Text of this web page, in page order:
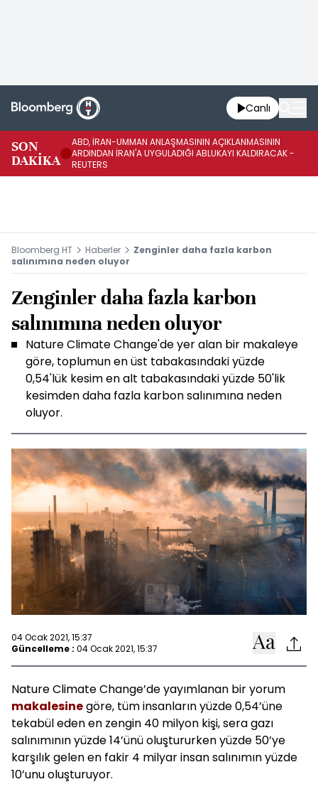
Canlı
SON
DAKİKA
ABD, İRAN-UMMAN ANLAŞMASININ AÇIKLANMASININ
ARDINDAN İRAN'A UYGULADIĞI ABLUKAYI KALDIRACAK -
REUTERS
Bloomberg HT Haberler
Zenginler daha fazla karbon
salınımına neden oluyor
Zenginler daha fazla karbon
salınımına neden oluyor
Nature Climate Change'de yer alan bir makaleye
göre, toplumun en üst tabakasındaki yüzde
0,54'lük kesim en alt tabakasındaki yüzde 50'lik
kesimden daha fazla karbon salınımına neden
oluyor.
04 Ocak 2021, 15:37
Güncelleme : 04 Ocak 2021, 15:37
Nature Climate Change’de yayımlanan bir yorum
makalesinegöre, tüm insanların yüzde 0,54’üne
tekabül eden en zengin 40 milyon kişi, sera gazı
salınımının yüzde 14’ünü oluştururken yüzde 50’ye
karşılık gelen en fakir 4 milyar insan salınımın yüzde
10’unu oluşturuyor.